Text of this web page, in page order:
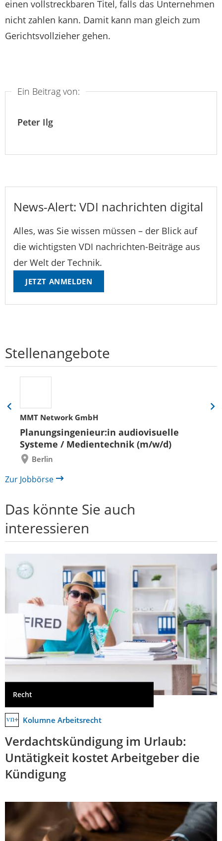
einen vollstreckbaren Titel, falls das Unternehmen
nicht zahlen kann. Damit kann man gleich zum
Gerichtsvollzieher gehen.
Ein Beitrag von:
Peter Ilg
News-Alert: VDI nachrichten digital
Alles, was Sie wissen müssen – der Blick auf
die wichtigsten VDI nachrichten-Beiträge aus
der Welt der Technik.
JETZT ANMELDEN
Stellenangebote
MMT Network GmbH
Planungsingenieur:in audiovisuelle
Systeme / Medientechnik (m/w/d)
Berlin
Eine
Folie
zurück
Eine
Zur Jobbörse
Das könnte Sie auch
interessieren
Recht
Kolumne Arbeitsrecht
Verdachtskündigung im Urlaub:
Untätigkeit kostet Arbeitgeber die
Kündigung